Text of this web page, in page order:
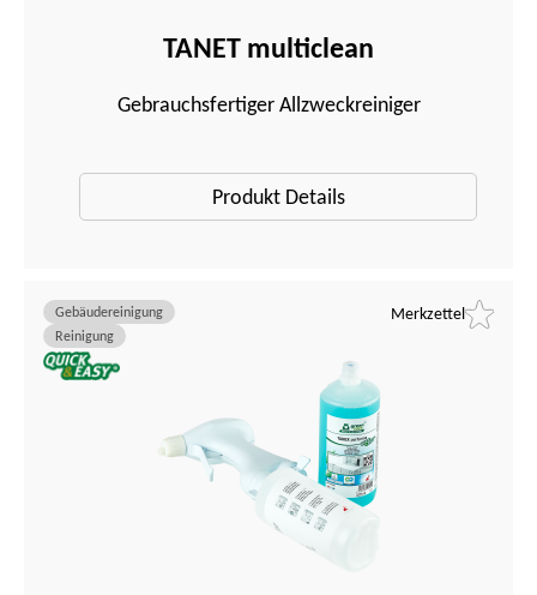
TANET multiclean
Gebrauchsfertiger Allzweckreiniger
Produkt Details
Merkzettel
Gebäudereinigung
Reinigung